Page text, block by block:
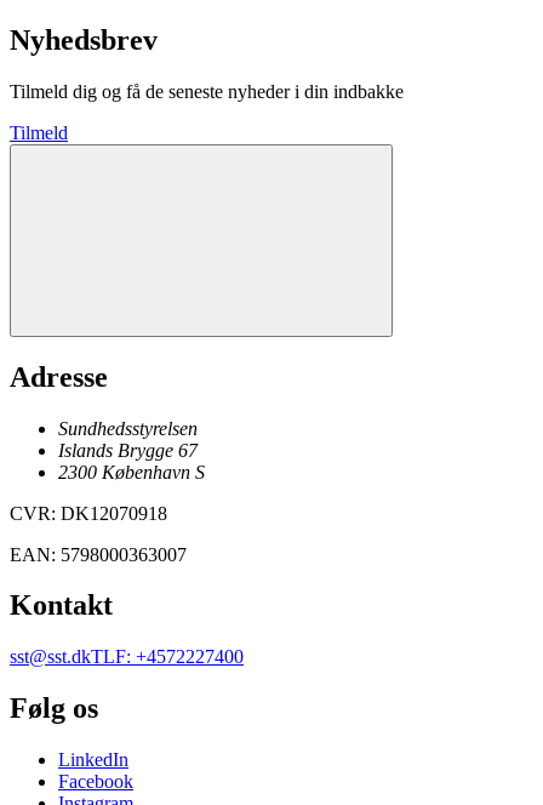
Nyhedsbrev
Tilmeld dig og få de seneste nyheder i din indbakke
Tilmeld
Adresse
Sundhedsstyrelsen
Islands Brygge 67
2300 København S
CVR: DK12070918
EAN: 5798000363007
Kontakt
sst@sst.dkTLF: +4572227400
Følg os
LinkedIn
Facebook